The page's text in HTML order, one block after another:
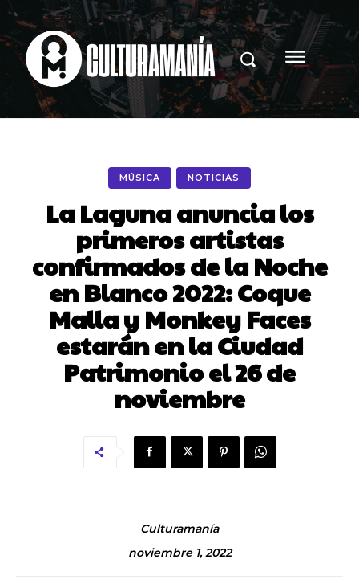
MÚSICA NOTICIAS
La Laguna anuncia los
primeros artistas
confirmados de la Noche
en Blanco 2022: Coque
Malla y Monkey Faces
estarán en la Ciudad
Patrimonio el 26 de
noviembre
Culturamanía
noviembre 1, 2022